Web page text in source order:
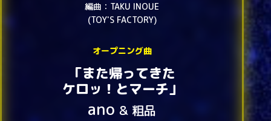
編曲：TAKU INOUE
(TOY'S FACTORY)
オープニング曲
「また帰ってきた
ケロッ！とマーチ」
ano ＆ 粗品